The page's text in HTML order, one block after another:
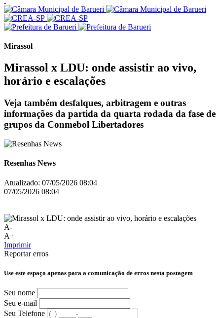
Mirassol
Mirassol x LDU: onde assistir ao vivo,
horário e escalações
Veja também desfalques, arbitragem e outras
informações da partida da quarta rodada da fase de
grupos da Conmebol Libertadores
Resenhas News
Atualizado: 07/05/2026 08:04
07/05/2026 08:04
A-
A+
Imprimir
Reportar erros
Use este espaço apenas para a comunicação de erros nesta postagem
Seu nome
Seu e-mail
Seu Telefone